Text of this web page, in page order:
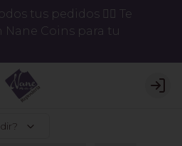
tus pedidos 👉🏻 Te
Nane Coins para tu